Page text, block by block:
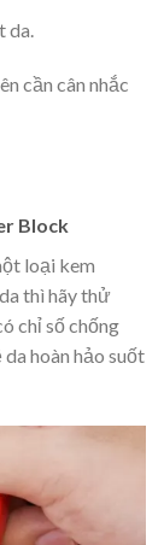
cần cân nhắc
Block
loại kem
thì hãy thử
chỉ số chống
hoàn hảo suốt